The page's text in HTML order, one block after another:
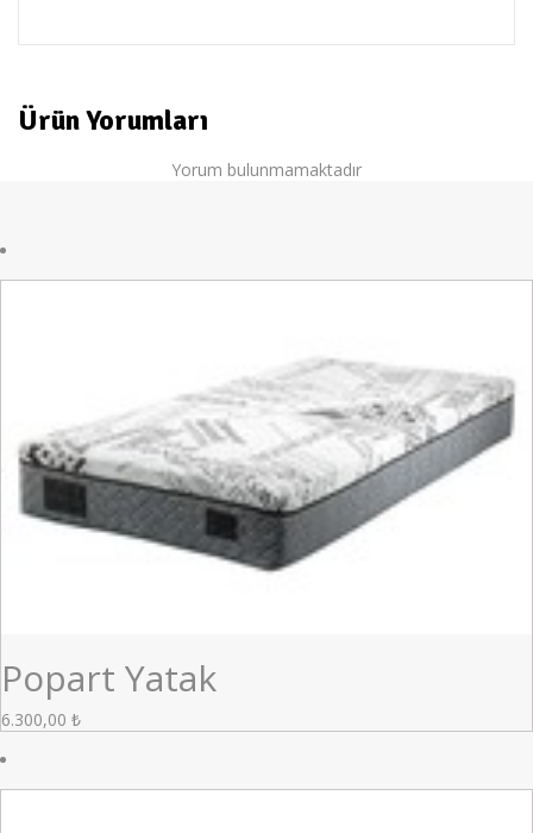
Ürün Yorumları
Yorum bulunmamaktadır
Popart Yatak
6.300,00 ₺